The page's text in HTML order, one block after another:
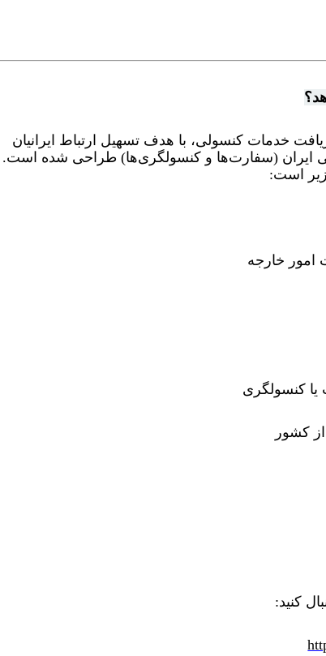
خدمات کنسولی، با هدف تسهیل ارتباط ایرانیان
ایران (سفارت‌ها و کنسولگری‌ها) طراحی شده است.
است:
امور خارجه
کنسولگری
کشور
کنید: